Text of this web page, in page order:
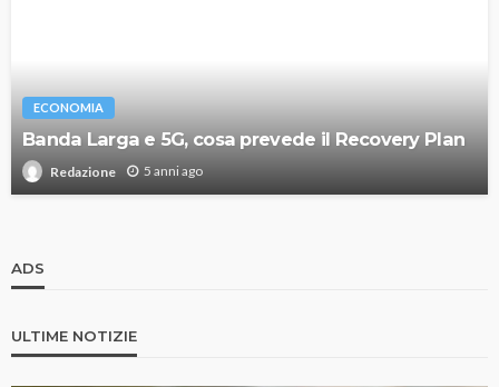
ECONOMIA
Banda Larga e 5G, cosa prevede il Recovery Plan
Redazione 5 anni ago
ADS
ULTIME NOTIZIE